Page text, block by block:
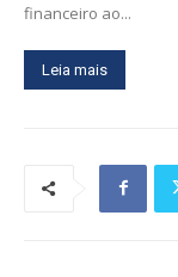
financeiro ao...
Leia mais